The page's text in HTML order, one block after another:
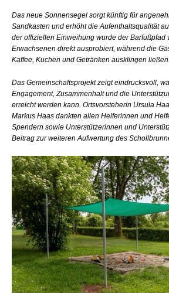
Das neue Sonnensegel sorgt künftig für
Sandkasten und erhöht die Aufenthaltsqualität
der offiziellen Einweihung wurde der Barfußpfad
Erwachsenen direkt ausprobiert, während die
Kaffee, Kuchen und Getränken ausklingen ließen.
Das Gemeinschaftsprojekt zeigt eindrucksvoll,
Engagement, Zusammenhalt und die
erreicht werden kann. Ortsvorsteherin Ursula
Markus Haas dankten allen Helferinnen und
Spendern sowie Unterstützerinnen und
Beitrag zur weiteren Aufwertung des